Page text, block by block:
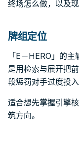
终场怎么做，以及
牌组定位
「E－HERO」的
是用检索与展开把
段惩罚对手过度投入
适合想先掌握引擎
筑方向。